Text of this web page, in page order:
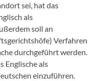
sei, hat das
als
soll an
Verfahren
durchgeführt werden.
Englische als
einzuführen.